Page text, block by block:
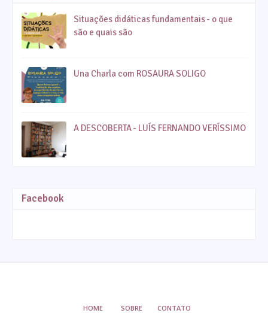
Situações didáticas fundamentais - o que
são e quais são
Una Charla com ROSAURA SOLIGO
A DESCOBERTA - LUÍS FERNANDO VERÍSSIMO
Facebook
HOME SOBRE CONTATO